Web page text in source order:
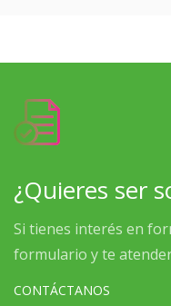
¿Quieres ser
Si tienes interés en
formulario y te
CONTÁCTANOS